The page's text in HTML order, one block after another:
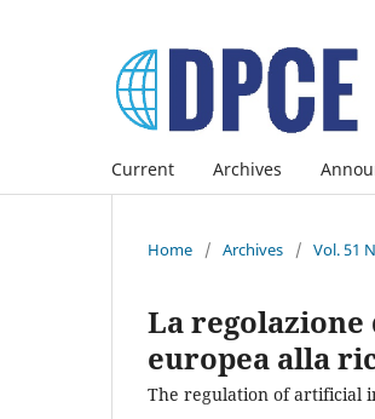
Current Archives
Home / Archives / Vol. 51
La
europea alla
The regulation of artificial